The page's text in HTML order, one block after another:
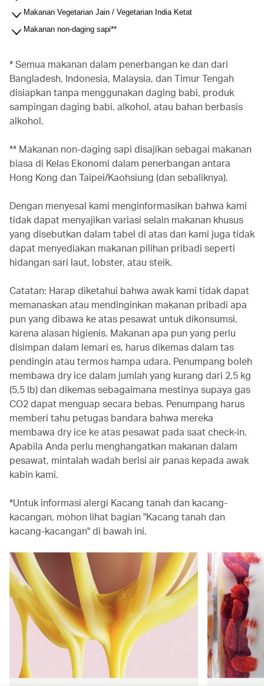
Makanan Vegetarian Jain / Vegetarian India Ketat
Makanan non-daging sapi**
* Semua makanan dalam penerbangan ke dan dari
Bangladesh, Indonesia, Malaysia, dan Timur Tengah
disiapkan tanpa menggunakan daging babi, produk
sampingan daging babi, alkohol, atau bahan berbasis
alkohol.
** Makanan non-daging sapi disajikan sebagai makanan
biasa di Kelas Ekonomi dalam penerbangan antara
Hong Kong dan Taipei/Kaohsiung (dan sebaliknya).
Dengan menyesal kami menginformasikan bahwa kami
tidak dapat menyajikan variasi selain makanan khusus
yang disebutkan dalam tabel di atas dan kami juga tidak
dapat menyediakan makanan pilihan pribadi seperti
hidangan sari laut, lobster, atau steik.
Catatan: Harap diketahui bahwa awak kami tidak dapat
memanaskan atau mendinginkan makanan pribadi apa
pun yang dibawa ke atas pesawat untuk dikonsumsi,
karena alasan higienis. Makanan apa pun yang perlu
disimpan dalam lemari es, harus dikemas dalam tas
pendingin atau termos hampa udara. Penumpang boleh
membawa dry ice dalam jumlah yang kurang dari 2,5 kg
(5,5 lb) dan dikemas sebagaimana mestinya supaya gas
CO2 dapat menguap secara bebas. Penumpang harus
memberi tahu petugas bandara bahwa mereka
membawa dry ice ke atas pesawat pada saat check-in.
Apabila Anda perlu menghangatkan makanan dalam
pesawat, mintalah wadah berisi air panas kepada awak
kabin kami.
*Untuk informasi alergi Kacang tanah dan kacang-
kacangan, mohon lihat bagian "Kacang tanah dan
kacang-kacangan" di bawah ini.